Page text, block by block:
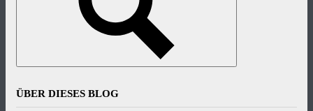
ÜBER DIESES BLOG